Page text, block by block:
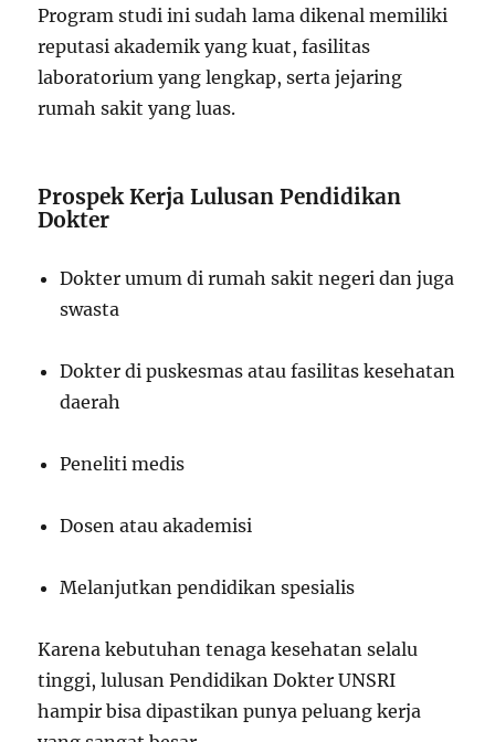
Program studi ini sudah lama dikenal memiliki
reputasi akademik yang kuat, fasilitas
laboratorium yang lengkap, serta jejaring
rumah sakit yang luas.
Prospek Kerja Lulusan Pendidikan
Dokter
Dokter umum di rumah sakit negeri dan juga
swasta
Dokter di puskesmas atau fasilitas kesehatan
daerah
Peneliti medis
Dosen atau akademisi
Melanjutkan pendidikan spesialis
Karena kebutuhan tenaga kesehatan selalu
tinggi, lulusan Pendidikan Dokter UNSRI
hampir bisa dipastikan punya peluang kerja